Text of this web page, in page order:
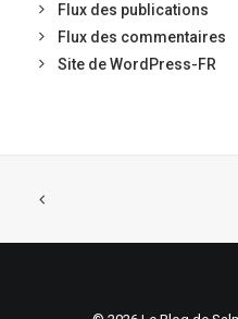
Flux des publications
Flux des commentaires
Site de WordPress-FR